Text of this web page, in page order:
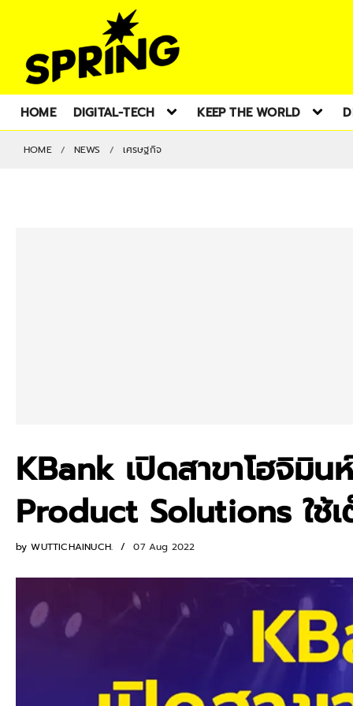
HOME DIGITAL-TECH KEEP THE WORLD
HOME NEWS เศรษฐกิจ
KBank เปิดสาขาโฮจิมิ
Product Solutions ใช้
by WUTTICHAINUCH. 07 Aug 2022